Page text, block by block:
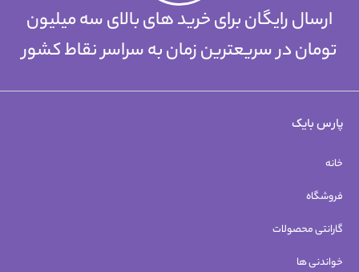
ارسال رایگان برای خرید های بالای سه میلیون
تومان در سریعترین زمان به سراسر نقاط کشور
پارس بایک
خانه
فروشگاه
گارانتی محصولات
خواندنی ها